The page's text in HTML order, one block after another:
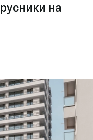
на